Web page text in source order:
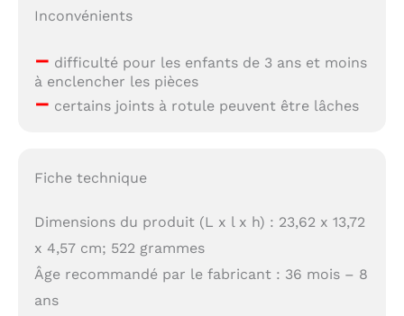
Inconvénients
– difficulté pour les enfants de 3 ans et moins
à enclencher les pièces
– certains joints à rotule peuvent être lâches
Fiche technique
Dimensions du produit (L x l x h) : 23,62 x 13,72
x 4,57 cm; 522 grammes
Âge recommandé par le fabricant : 36 mois – 8
ans